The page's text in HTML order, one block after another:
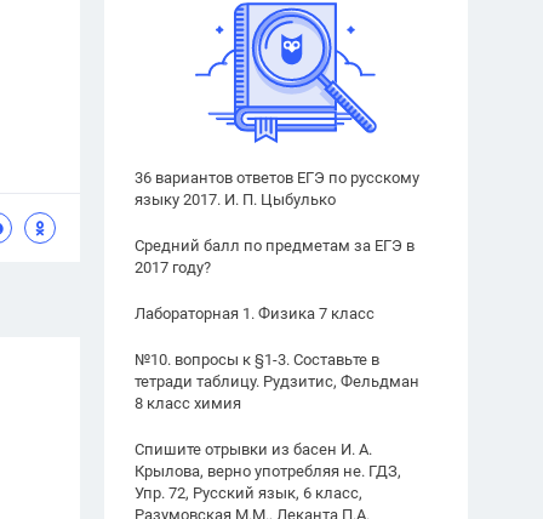
36 вариантов ответов ЕГЭ по русскому
языку 2017. И. П. Цыбулько
Средний балл по предметам за ЕГЭ в
2017 году?
Лабораторная 1. Физика 7 класс
№10. вопросы к §1-3. Составьте в
тетради таблицу. Рудзитис, Фельдман
8 класс химия
Спишите отрывки из басен И. А.
Крылова, верно употребляя не. ГДЗ,
Упр. 72, Русский язык, 6 класс,
Разумовская М.М., Леканта П.А.